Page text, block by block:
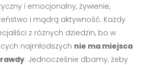
i emocjonalny, żywienie,
i mądrą aktywność. Każdy
z różnych dziedzin, bo w
najmłodszych nie ma miejsca
. Jednocześnie dbamy, żeby